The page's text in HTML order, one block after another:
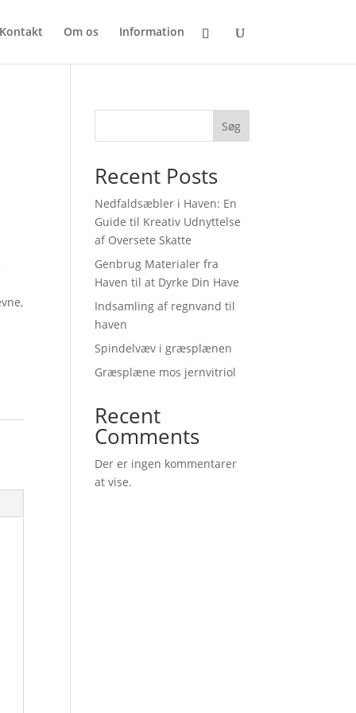
Om os Information
Søg
Recent Posts
Nedfaldsæbler i Haven: En
Guide til Kreativ Udnyttelse
af Oversete Skatte
Genbrug Materialer fra
Haven til at Dyrke Din Have
Indsamling af regnvand til
haven
Spindelvæv i græsplænen
Græsplæne mos jernvitriol
Recent
Comments
Der er ingen kommentarer
at vise.